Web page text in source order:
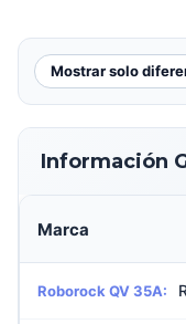
Mostrar solo
Información
Marca
Roborock QV 35A: